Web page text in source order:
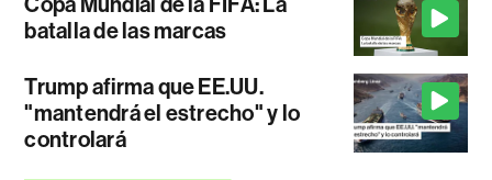
batalla de las marcas
Trump afirma que EE.UU.
"mantendrá el estrecho" y lo
controlará